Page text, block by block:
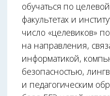
обучаться по
факультетах и
число «целевиков»
на направления,
информатикой,
безопасностью,
и педагогическим